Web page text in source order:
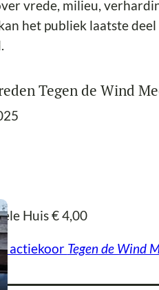
vrede, milieu,
het publiek laatste
Tegen de Wind
Huis € 4,00
actiekoor Tegen de Wind